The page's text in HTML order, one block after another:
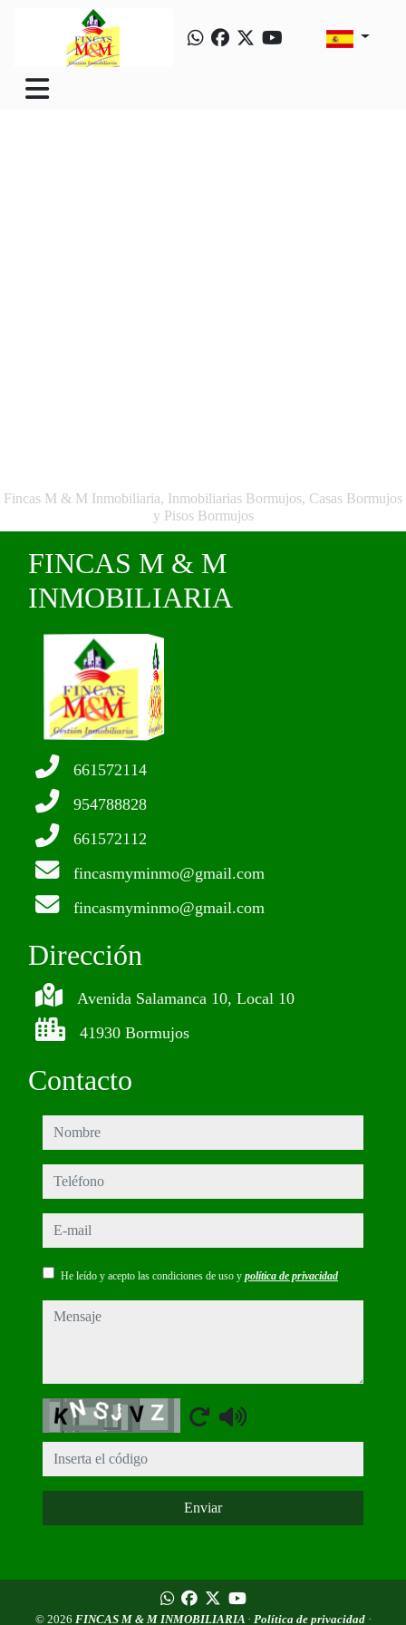
Fincas M & M Inmobiliaria, Inmobiliarias Bormujos, Casas Bormujos
y Pisos Bormujos
FINCAS M & M
INMOBILIARIA
661572114
954788828
661572112
fincasmyminmo@gmail.com
fincasmyminmo@gmail.com
Dirección
Avenida Salamanca 10, Local 10
41930 Bormujos
Contacto
nombre
teléfono
e-mail
He leído y acepto las condiciones de uso y política de privacidad
mensaje
Captcha
Enviar
© 2026 FINCAS M & M INMOBILIARIA · Política de privacidad ·